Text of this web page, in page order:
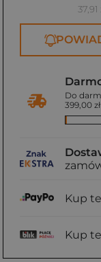
37,91
Do
399,00 zł
Kup
Kup